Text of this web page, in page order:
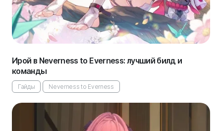
Ирой в Neverness to Everness: лучший билд и
команды
Гайды Neverness to Everness